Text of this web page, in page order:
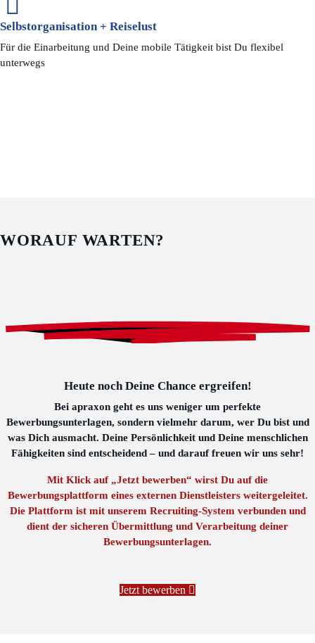
Selbstorganisation + Reiselust
Für die Einarbeitung und Deine mobile Tätigkeit bist Du flexibel
unterwegs
WORAUF WARTEN?
Heute noch Deine Chance ergreifen!
Bei apraxon geht es uns weniger um perfekte
Bewerbungsunterlagen, sondern vielmehr darum, wer Du bist und
was Dich ausmacht. Deine Persönlichkeit und Deine menschlichen
Fähigkeiten sind entscheidend – und darauf freuen wir uns sehr!
Mit Klick auf „Jetzt bewerben“ wirst Du auf die
Bewerbungsplattform eines externen Dienstleisters weitergeleitet.
Die Plattform ist mit unserem Recruiting-System verbunden und
dient der sicheren Übermittlung und Verarbeitung deiner
Bewerbungsunterlagen.
Jetzt bewerben